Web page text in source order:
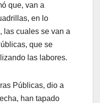
que, van a
en lo
las cuales se van a
que se
las labores.
Públicas, dio a
han tapado